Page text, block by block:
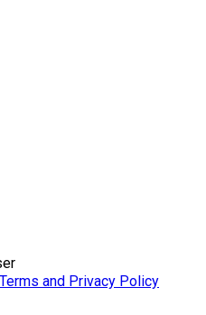
Terms and Privacy Policy